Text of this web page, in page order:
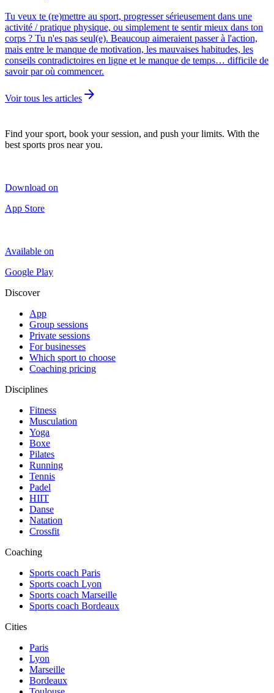
Tu veux te (re)mettre au sport, progresser sérieusement dans une
activité / pratique physique, ou simplement te sentir mieux dans ton
corps ? Tu n'es pas seul(e). Beaucoup aimeraient passer à l'action,
mais entre le manque de motivation, les mauvaises habitudes, les
conseils contradictoires en ligne et le manque de temps… difficile de
savoir par où commencer.
Voir tous les articles arrow_forward
Find your sport, book your session, and push your limits. With the
best sports pros near you.
Download on
App Store
Available on
Google Play
Discover
App
Group sessions
Private sessions
For businesses
Which sport to choose
Coaching pricing
Disciplines
Fitness
Musculation
Yoga
Boxe
Pilates
Running
Tennis
Padel
HIIT
Danse
Natation
Crossfit
Coaching
Sports coach Paris
Sports coach Lyon
Sports coach Marseille
Sports coach Bordeaux
Cities
Paris
Lyon
Marseille
Bordeaux